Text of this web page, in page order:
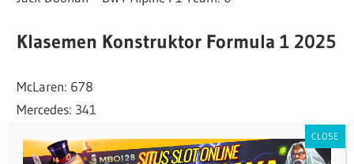
Klasemen Konstruktor Formula 1 2025
McLaren: 678
Mercedes: 341
Red Bull Racing: 331